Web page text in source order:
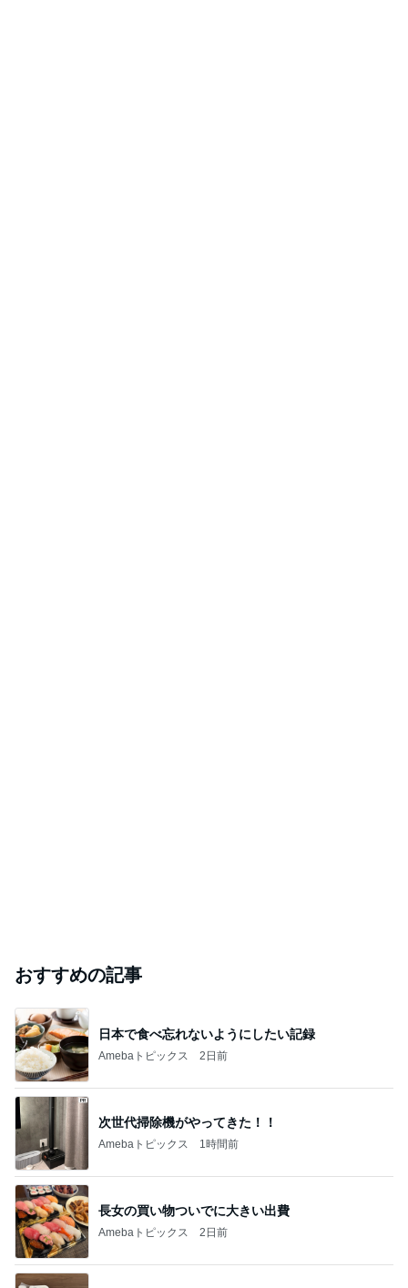
おすすめの記事
日本で食べ忘れないようにしたい記録
Amebaトピックス 2日前
次世代掃除機がやってきた！！
Amebaトピックス 1時間前
長女の買い物ついでに大きい出費
Amebaトピックス 2日前